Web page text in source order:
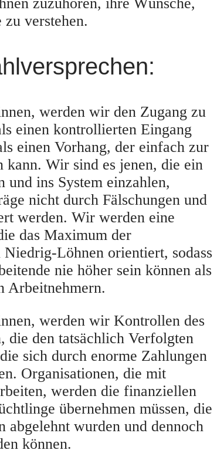
verstehen.
werden wir den Zugang zu
einen kontrollierten Eingang
einen Vorhang, der einfach zur
kann. Wir sind es jenen, die ein
und ins System einzahlen,
nicht durch Fälschungen und
werden. Wir werden eine
das Maximum der
Niedrig-Löhnen orientiert, sodass
nie höher sein können als
Arbeitnehmern.
werden wir Kontrollen des
die den tatsächlich Verfolgten
sich durch enorme Zahlungen
Organisationen, die mit
werden die finanziellen
übernehmen müssen, die
abgelehnt wurden und dennoch
können.